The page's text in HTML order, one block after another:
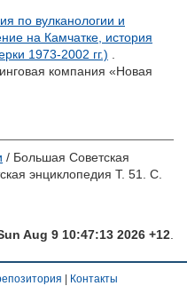
по вулканологии и
на Камчатке, история
1973-2002 гг.)
компания «Новая
/ Большая Cоветская
энциклопедия Т. 51. С.
Aug 9 10:47:13 2026 +12
Контакты